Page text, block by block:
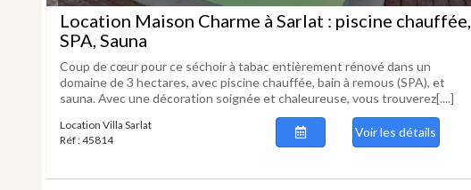
Location Maison Charme à Sarlat : piscine chauffée,
SPA, Sauna
Coup de cœur pour ce séchoir à tabac entièrement rénové dans un
domaine de 3 hectares, avec piscine chauffée, bain à remous (SPA), et
sauna. Avec une décoration soignée et chaleureuse, vous trouverez[....]
Location Villa Sarlat
Réf : 45814
Voir les détails